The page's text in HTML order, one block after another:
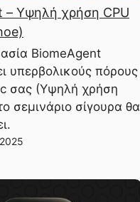
– ​​Υψηλή χρήση CPU
BiomeAgent
υπερβολικούς πόρους
σας (Υψηλή χρήση
σεμινάριο σίγουρα θα